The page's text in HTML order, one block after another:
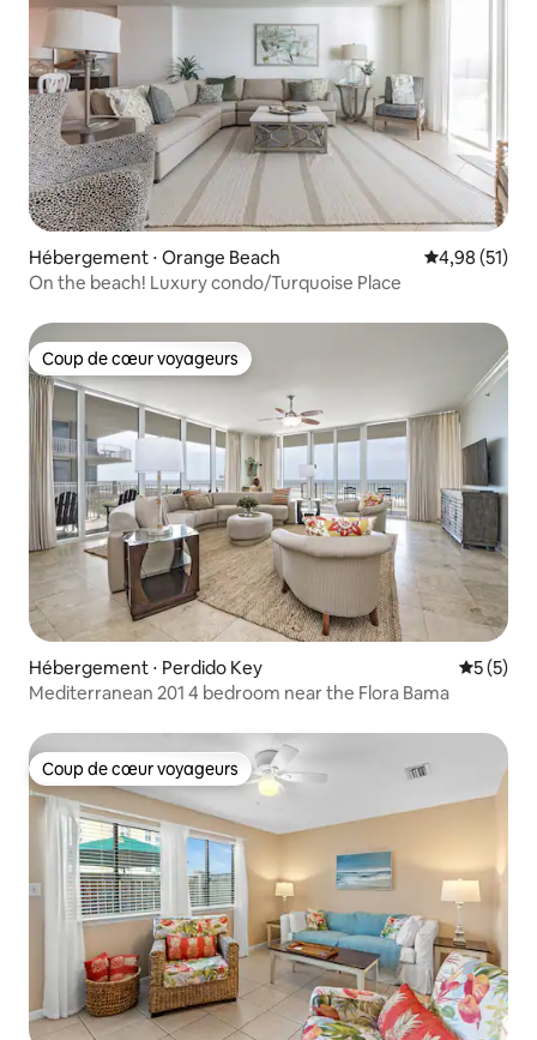
Hébergement ⋅ Orange Beach Évaluation
4,98 (51)
On the beach! Luxury condo/Turquoise Place
Coup de cœur voyageurs
Coup de cœur voyageurs
Hébergement ⋅ Perdido Key
5 (5)
Mediterranean 201 4 bedroom near the Flora Bama
Coup de cœur voyageurs
Coup de cœur voyageurs